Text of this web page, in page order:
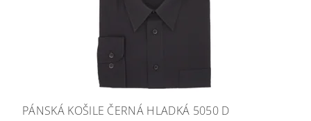
PÁNSKÁ KOŠILE ČERNÁ HLADKÁ 5050 D